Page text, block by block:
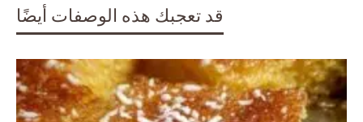
قد تعجبك هذه الوصفات أيضًا